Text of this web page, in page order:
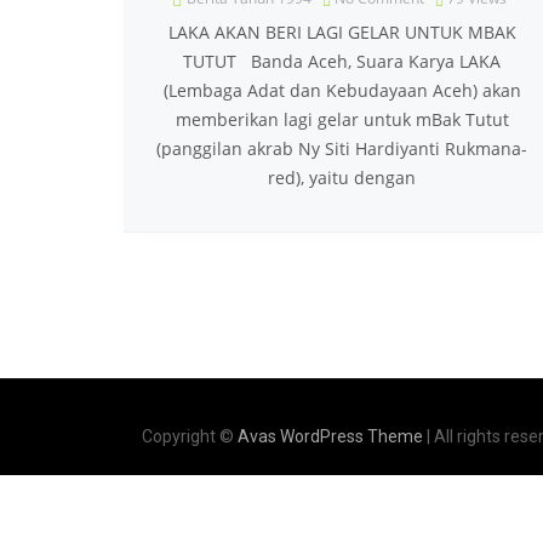
LAKA AKAN BERI LAGI GELAR UNTUK MBAK
TUTUT Banda Aceh, Suara Karya LAKA
(Lembaga Adat dan Kebudayaan Aceh) akan
memberikan lagi gelar untuk mBak Tutut
(panggilan akrab Ny Siti Hardiyanti Rukmana-
red), yaitu dengan
Copyright © Avas WordPress Theme | All rights